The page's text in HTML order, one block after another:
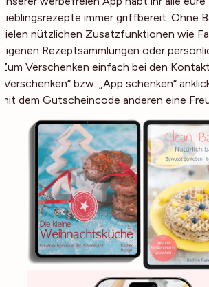
Lieblingsrezepte immer griffbereit. Ohne
vielen nützlichen Zusatzfunktionen wie
eigenen Rezeptsammlungen oder
Zum Verschenken einfach bei den
„Verschenken“ bzw. „App schenken“
mit dem Gutscheincode anderen eine